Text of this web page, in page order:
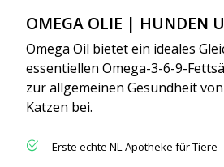
OMEGA OLIE | HUNDEN
Erste echte NL Apotheke für Tiere
Omega Oil bietet ein ideales
essentiellen Omega-3-6-9-
zur allgemeinen Gesundheit
Katzen bei.